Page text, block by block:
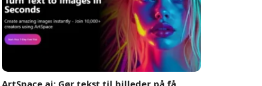
ArtSpace.ai: Gør tekst til billeder på få